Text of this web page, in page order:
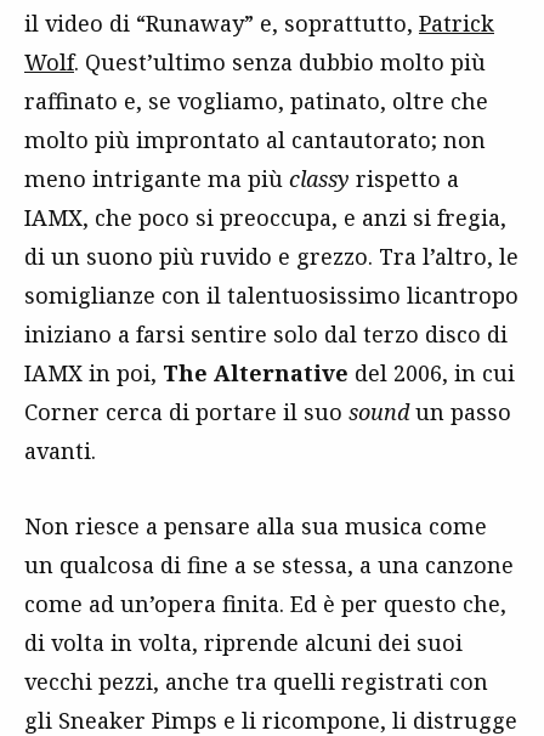
il video di “Runaway” e, soprattutto, Patrick
Wolf. Quest’ultimo senza dubbio molto più
raffinato e, se vogliamo, patinato, oltre che
molto più improntato al cantautorato; non
meno intrigante ma più classy rispetto a
IAMX, che poco si preoccupa, e anzi si fregia,
di un suono più ruvido e grezzo. Tra l’altro, le
somiglianze con il talentuosissimo licantropo
iniziano a farsi sentire solo dal terzo disco di
IAMX in poi, The Alternative del 2006, in cui
Corner cerca di portare il suo soundun passo
avanti.
Non riesce a pensare alla sua musica come
un qualcosa di fine a se stessa, a una canzone
come ad un’opera finita. Ed è per questo che,
di volta in volta, riprende alcuni dei suoi
vecchi pezzi, anche tra quelli registrati con
gli Sneaker Pimps e li ricompone, li distrugge